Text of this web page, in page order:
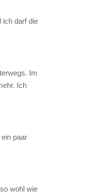
ich darf die
Im
Ich
paar
wohl wie